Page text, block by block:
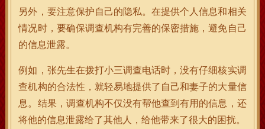
另外，要注意保护自己的隐私。在提供个人信息和相关
情况时，要确保调查机构有完善的保密措施，避免自己
的信息泄露。
例如，张先生在拨打小三调查电话时，没有仔细核实调
查机构的合法性，就轻易地提供了自己和妻子的大量信
息。结果，调查机构不仅没有帮他查到有用的信息，还
将他的信息泄露给了其他人，给他带来了很大的困扰。